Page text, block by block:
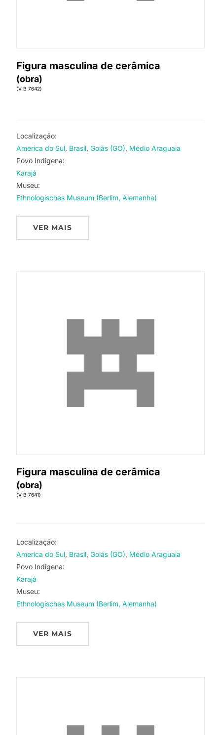
Figura masculina de cerâmica
(obra)
(V B 7642)
Localização:
America do Sul Brasil Goiás (GO) Médio Araguaia
Povo Indigena:
Karajá
Museu:
Ethnologisches Museum (Berlim, Alemanha)
VER MAIS
Figura masculina de cerâmica
(obra)
(V B 7641)
Localização:
America do Sul Brasil Goiás (GO) Médio Araguaia
Povo Indigena:
Karajá
Museu:
Ethnologisches Museum (Berlim, Alemanha)
VER MAIS